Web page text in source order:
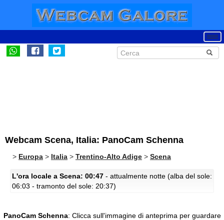
Webcam Scena, Italia: PanoCam Schenna
> Europa > Italia > Trentino-Alto Adige > Scena
L'ora locale a Scena: 00:47 - attualmente notte (alba del sole:
06:03 - tramonto del sole: 20:37)
PanoCam Schenna: Clicca sull'immagine di anteprima per guardare